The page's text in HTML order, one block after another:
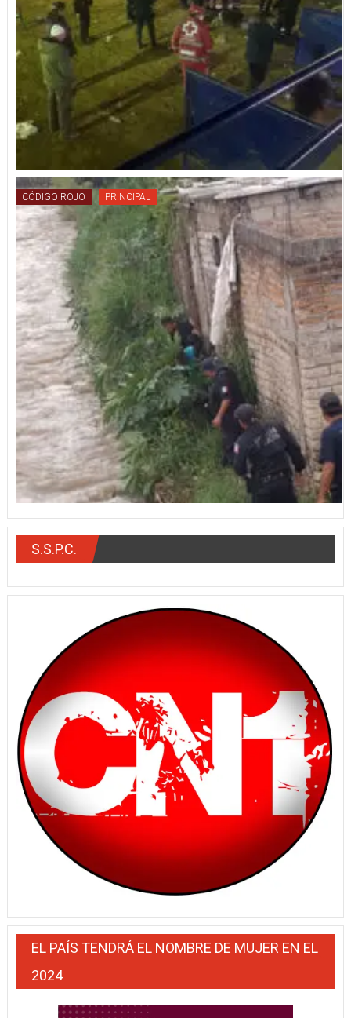
CÓDIGO ROJO PRINCIPAL
S.S.P.C.
EL PAÍS TENDRÁ EL NOMBRE DE MUJER EN EL
2024